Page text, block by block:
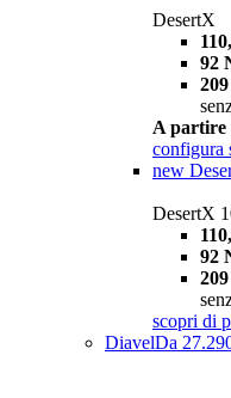
DesertX
92
A partire
configura
new
DesertX
92
scopri di
DiavelDa